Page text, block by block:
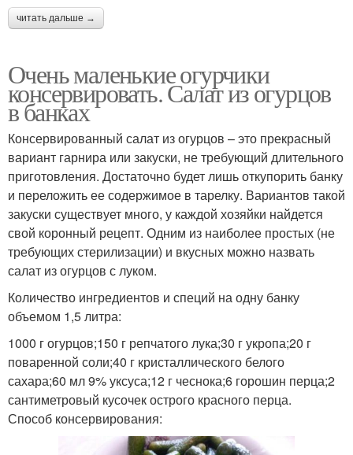
читать дальше →
Очень маленькие огурчики
консервировать. Салат из огурцов
в банках
Консервированный салат из огурцов – это прекрасный
вариант гарнира или закуски, не требующий длительного
приготовления. Достаточно будет лишь откупорить банку
и переложить ее содержимое в тарелку. Вариантов такой
закуски существует много, у каждой хозяйки найдется
свой коронный рецепт. Одним из наиболее простых (не
требующих стерилизации) и вкусных можно назвать
салат из огурцов с луком.
Количество ингредиентов и специй на одну банку
объемом 1,5 литра:
1000 г огурцов;150 г репчатого лука;30 г укропа;20 г
поваренной соли;40 г кристаллического белого
сахара;60 мл 9% уксуса;12 г чеснока;6 горошин перца;2
сантиметровый кусочек острого красного перца.
Способ консервирования: